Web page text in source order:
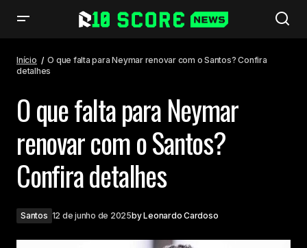
Início
O que falta para Neymar renovar com o Santos? Confira
detalhes
O que falta para Neymar
renovar com o Santos?
Confira detalhes
Santos 12 de junho de 2025byLeonardo Cardoso